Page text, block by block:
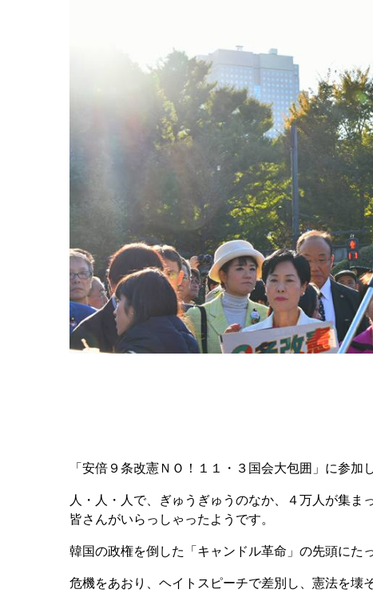
「安倍９条改憲ＮＯ！１１・３国会大包囲」に参加
人・人・人で、ぎゅうぎゅうのなか、４万人が集
皆さんがいらっしゃったようです。
韓国の政権を倒した「キャンドル革命」の先頭にた
危機をあおり、ヘイトスピーチで差別し、憲法を壊